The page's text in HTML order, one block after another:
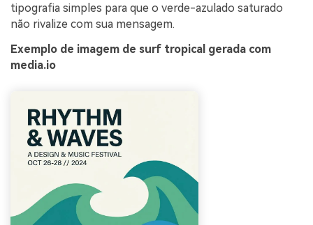
tipografia simples para que o verde-azulado saturado
não rivalize com sua mensagem.
Exemplo de imagem de surf tropical gerada com
media.io